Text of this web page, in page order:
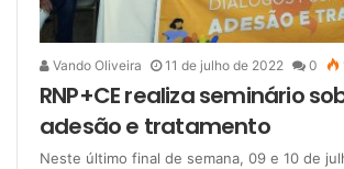
Vando Oliveira 11 de julho de 2022 0
RNP+CE realiza seminário
adesão e tratamento
Neste último final de semana, 09 e 10 de